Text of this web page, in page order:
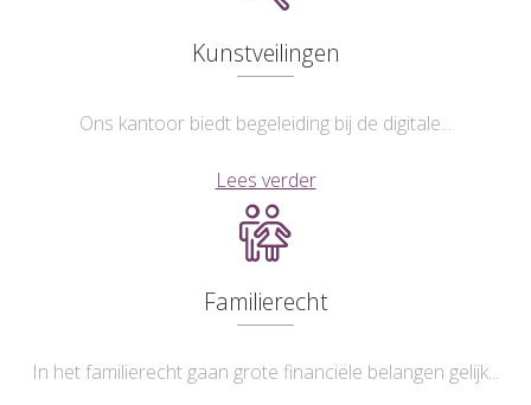
Kunstveilingen
Ons kantoor biedt begeleiding bij de digitale...
Lees verder
Familierecht
In het familierecht gaan grote financiële belangen gelijk...